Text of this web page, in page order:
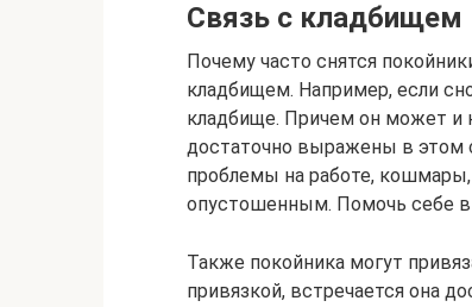
Связь с кладбищем
Почему часто снятся
кладбищем. Например, если
кладбище. Причем он может и
достаточно выражены в этом
проблемы на работе,
опустошенным. Помочь себе в
Также покойника могут
привязкой, встречается она